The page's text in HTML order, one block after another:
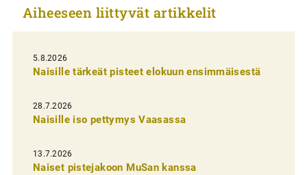
k
e
l
i
e
n
e
Aiheeseen liittyvät artikkelit
5.8.2026
Naisille tärkeät pisteet elokuun ensimmäisestä
28.7.2026
Naisille iso pettymys Vaasassa
13.7.2026
Naiset pistejakoon MuSan kanssa